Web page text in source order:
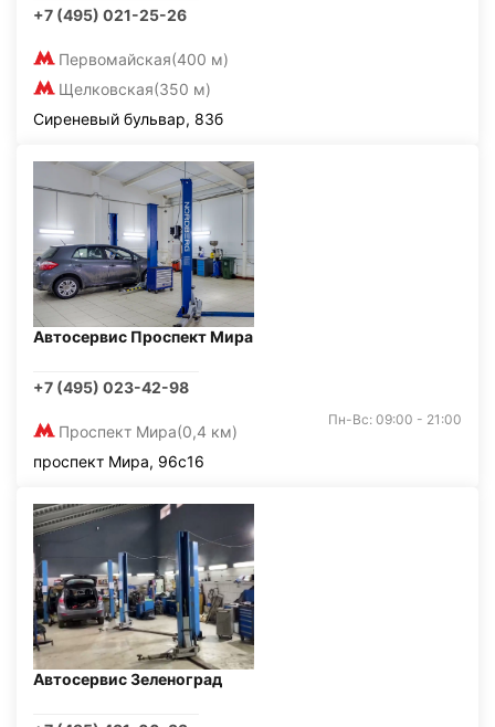
+7 (495) 021-25-26
Первомайская(400 м)
Щелковская(350 м)
Сиреневый бульвар, 83б
Автосервис Проспект Мира
+7 (495) 023-42-98
Проспект Мира(0,4 км)
Пн-Вс: 09:00 - 21:00
проспект Мира, 96с16
Автосервис Зеленоград